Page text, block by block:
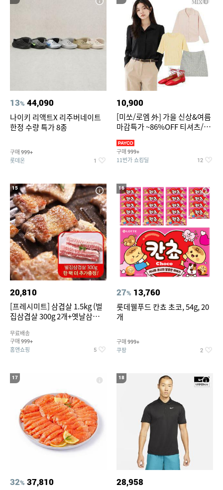
13% 44,090
나이키 리액트X 리주버네이트
한정 수량 특가 8종
구매 999+
롯데온 1
10,900
[미쏘/로엠 外] 가을 신상&여름
마감특가 ~86%OFF 티셔츠/슬
구매 999+
11번가 쇼킹딜 12
15
20,810
[프레시미트] 삼겹살 1.5kg (벌
집삼겹살 300g 2개+옛날삼겹살
팩 추가증정)
무료배송
구매 999+
홈앤쇼핑 5
16
27% 13,760
롯데웰푸드 칸쵸 초코, 54g, 20
개
구매 999+
쿠팡 2
17
32% 37,810
18
28,958